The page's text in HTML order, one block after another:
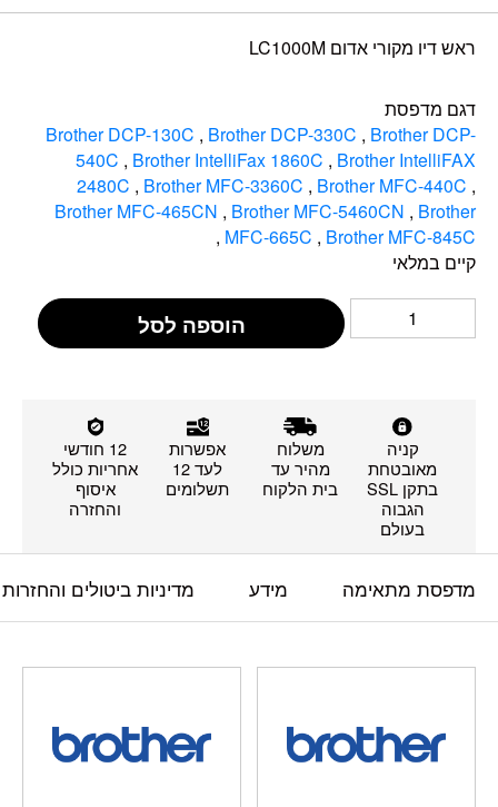
ראש דיו מקורי אדום LC1000M
דגם מדפסת
Brother DCP-130C , Brother DCP-330C , Brother DCP-
540C , Brother IntelliFax 1860C , Brother IntelliFAX
2480C , Brother MFC-3360C , Brother MFC-440C ,
Brother MFC-465CN , Brother MFC-5460CN , Brother
MFC-665C , Brother MFC-845C
,
קיים במלאי
הוספה לסל
קניה
מאובטחת
בתקן SSL
הגבוה
בעולם
משלוח
מהיר עד
בית הלקוח
אפשרות
לעד 12
תשלומים
12 חודשי
אחריות כולל
איסוף
והחזרה
מדפסת מתאימה מידע מדיניות ביטולים והחזרות